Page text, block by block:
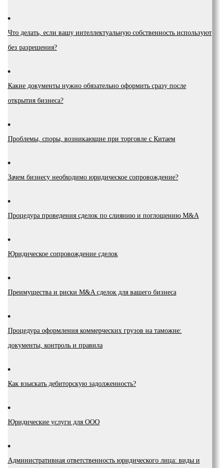
Что делать, если вашу интеллектуальную собственность используют
без разрешения?
Какие документы нужно обязательно оформить сразу после
открытия бизнеса?
Проблемы, споры, возникающие при торговле с Китаем
Зачем бизнесу необходимо юридическое сопровождение?
Процедура проведения сделок по слиянию и поглощению M&A
Юридическое сопровождение сделок
Преимущества и риски М&A сделок для вашего бизнеса
Процедура оформления коммерческих грузов на таможне:
документы, контроль и правила
Как взыскать дебиторскую задолженность?
Юридические услуги для ООО
Административная ответственность юридического лица: виды и